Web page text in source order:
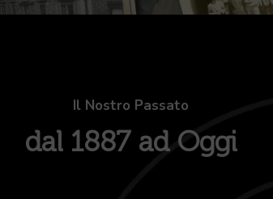
Il Nostro Passato
dal 1887 ad Oggi